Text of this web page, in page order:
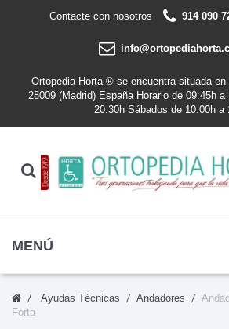
Contacte con nosotros 914 090
Ortopedia Horta ® se encuentra situada en
28009 (Madrid) España Horario de 09:45h
20:30h Sábados de 10:00h a
MENÚ
Ayudas Técnicas Andadores
Forta